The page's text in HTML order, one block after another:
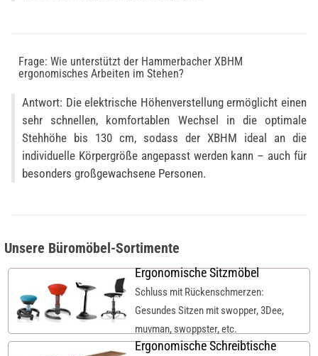
Frage: Wie unterstützt der Hammerbacher XBHM
ergonomisches Arbeiten im Stehen?
Antwort: Die elektrische Höhenverstellung ermöglicht einen
sehr schnellen, komfortablen Wechsel in die optimale
Stehhöhe bis 130 cm, sodass der XBHM ideal an die
individuelle Körpergröße angepasst werden kann – auch für
besonders großgewachsene Personen.
Unsere Büromöbel-Sortimente
Ergonomische Sitzmöbel
Schluss mit Rückenschmerzen:
Gesundes Sitzen mit swopper, 3Dee,
muvman, swoppster, etc.
Ergonomische Schreibtische